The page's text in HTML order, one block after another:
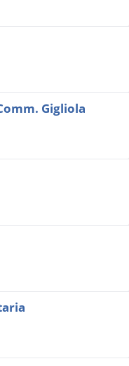
Gigliola